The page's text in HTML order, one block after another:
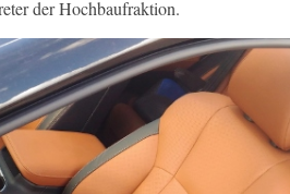
der Hochbaufraktion.